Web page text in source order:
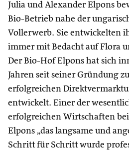
Julia und Alexander Elpons
Bio-Betrieb nahe der
Vollerwerb. Sie entwickelten
immer mit Bedacht auf Flora
Der Bio-Hof Elpons hat sich
Jahren seit seiner Gründung
erfolgreichen
entwickelt. Einer der
erfolgreichen Wirtschaften
Elpons „das langsame und
Schritt für Schritt wurde